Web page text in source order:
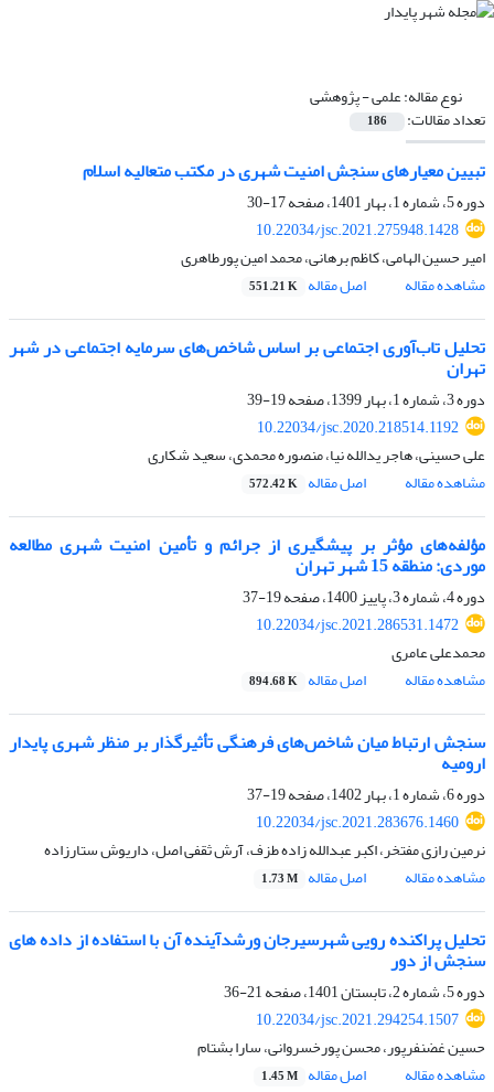
نوع مقاله:علمی - پژوهشی
تعداد مقالات: 186
تبیین معیارهای سنجش امنیت شهری در مکتب متعالیه اسلام
دوره 5، شماره 1، بهار 1401، صفحه
17-30
10.22034/jsc.2021.275948.1428
امیر حسین الهامی، کاظم برهانی، محمد امین پورطاهری
مشاهده مقاله
اصل مقاله 551.21 K
تحلیل تاب‌آوری اجتماعی بر اساس شاخص‌های سرمایه اجتماعی در شهر
تهران
دوره 3، شماره 1، بهار 1399، صفحه
19-39
10.22034/jsc.2020.218514.1192
علی حسینی، هاجر یدالله نیا، منصوره محمدی، سعید شکاری
مشاهده مقاله
اصل مقاله 572.42 K
مؤلفه‌های مؤثر بر پیشگیری از جرائم و تأمین امنیت شهری مطالعه
موردی: منطقه 15 شهر تهران
دوره 4، شماره 3، پاییز 1400، صفحه
19-37
10.22034/jsc.2021.286531.1472
محمدعلی عامری
مشاهده مقاله
اصل مقاله 894.68 K
سنجش ارتباط میان شاخص‌های فرهنگی تأثیرگذار بر منظر شهری پایدار
ارومیه
دوره 6، شماره 1، بهار 1402، صفحه
19-37
10.22034/jsc.2021.283676.1460
نرمین رازی مفتخر، اکبر عبدالله زاده طزف، آرش ثقفی اصل، داریوش ستارزاده
مشاهده مقاله
اصل مقاله 1.73 M
تحلیل پراکنده رویی شهرسیرجان ورشدآینده آن با استفاده از داده های
سنجش از دور
دوره 5، شماره 2، تابستان 1401، صفحه
21-36
10.22034/jsc.2021.294254.1507
حسین غضنفرپور، محسن پورخسروانی، سارا بشتام
مشاهده مقاله
اصل مقاله 1.45 M